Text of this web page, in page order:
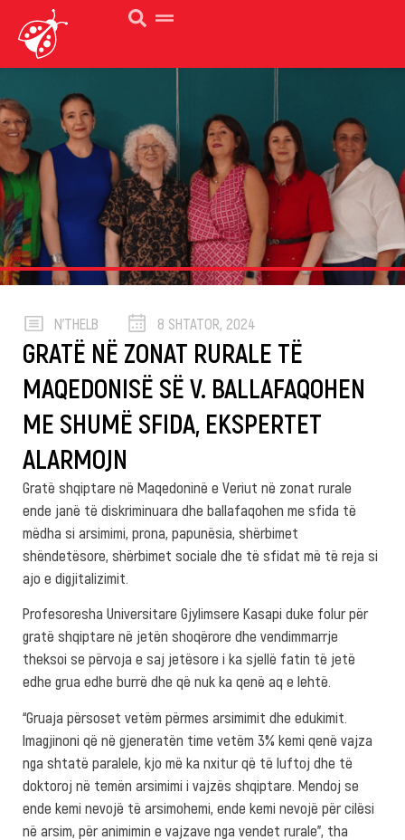
N’THELB 8 SHTATOR, 2024
GRATË NË ZONAT RURALE TË
MAQEDONISË SË V. BALLAFAQOHEN
ME SHUMË SFIDA, EKSPERTET
ALARMOJN
Gratë shqiptare në Maqedoninë e Veriut në zonat rurale
ende janë të diskriminuara dhe ballafaqohen me sfida të
mëdha si arsimimi, prona, papunësia, shërbimet
shëndetësore, shërbimet sociale dhe të sfidat më të reja si
ajo e digjitalizimit.
Profesoresha Universitare Gjylimsere Kasapi duke folur për
gratë shqiptare në jetën shoqërore dhe vendimmarrje
theksoi se përvoja e saj jetësore i ka sjellë fatin të jetë
edhe grua edhe burrë dhe që nuk ka qenë aq e lehtë.
“Gruaja përsoset vetëm përmes arsimimit dhe edukimit.
Imagjinoni që në gjeneratën time vetëm 3% kemi qenë vajza
nga shtatë paralele, kjo më ka nxitur që të luftoj dhe të
doktoroj në temën arsimimi i vajzës shqiptare. Mendoj se
ende kemi nevojë të arsimohemi, ende kemi nevojë për cilësi
në arsim, për animimin e vajzave nga vendet rurale”, tha